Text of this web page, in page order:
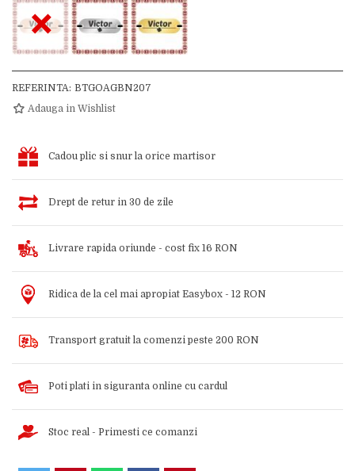
×
REFERINTA: BTGOAGBN207
Adauga in Wishlist
Cadou plic si snur la orice martisor
Drept de retur in 30 de zile
Livrare rapida oriunde - cost fix 16 RON
Ridica de la cel mai apropiat Easybox - 12 RON
Transport gratuit la comenzi peste 200 RON
Poti plati in siguranta online cu cardul
Stoc real - Primesti ce comanzi